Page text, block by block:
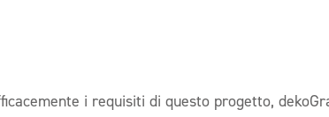
i requisiti di questo progetto,